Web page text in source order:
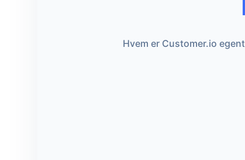
Hvem er Customer.io